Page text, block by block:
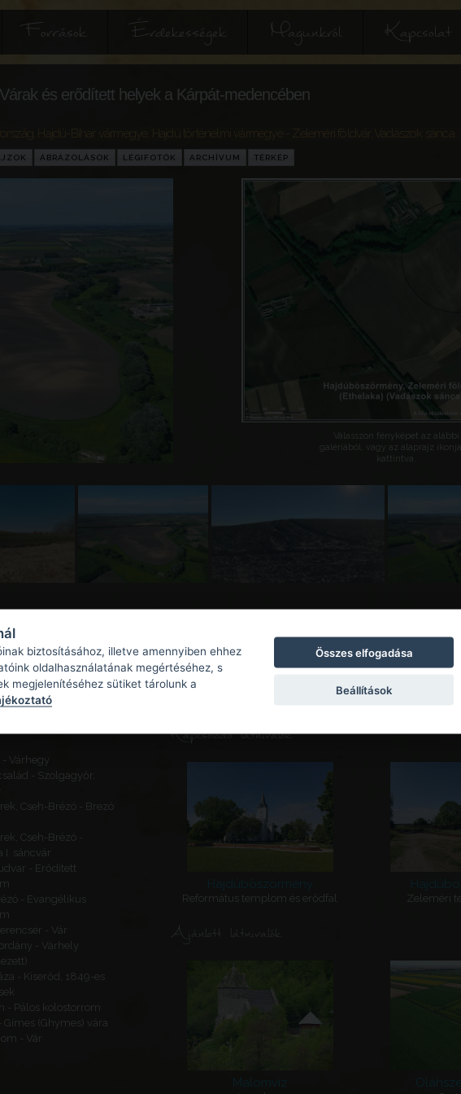
Források Érdekességek Magunkról Kapcsolat
Várak és erődített helyek a Kárpát-medencében
Hajdú-Bihar vármegye Hajdú történelmi vármegye - Zeleméri földvár, Vadászok sánca
ÁBRÁZOLÁSOK LÉGIFOTÓK ARCHÍVUM TÉRKÉP
Válasszon fényképet az alábbi
galériából, vagy az alaprajz
kattintva.
- Várhegy
- Szolgagyőr,
Cseh-Brézó - Brezó
Cseh-Brézó -
I. sáncvár
- Erődített
- Evangélikus
- Vár
- Várhely
- Kiserőd, 1849-es
- Pálos kolostorrom
Gímes (Ghymes) vára
- Vár
Kapcsolódó látnivalók
Hajdúböszörmény
Református templom és erődfal Zeleméri
Ajánlott látnivalók
Malomvíz
biztosításához, illetve amennyiben ehhez
oldalhasználatának megértéséhez, s
megjelenítéséhez sütiket tárolunk a
Összes elfogadása
Beállítások